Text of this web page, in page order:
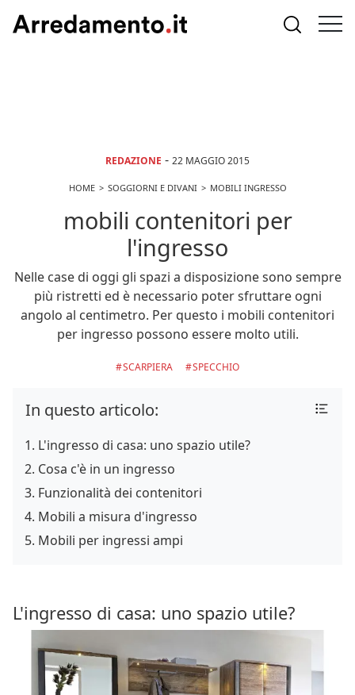
REDAZIONE - 22 MAGGIO 2015
HOME SOGGIORNI E DIVANI MOBILI INGRESSO
mobili contenitori per
l'ingresso
Nelle case di oggi gli spazi a disposizione sono sempre
più ristretti ed è necessario poter sfruttare ogni
angolo al centimetro. Per questo i mobili contenitori
per ingresso possono essere molto utili.
SCARPIERA SPECCHIO
In questo articolo:
L'ingresso di casa: uno spazio utile?
Cosa c'è in un ingresso
Funzionalità dei contenitori
Mobili a misura d'ingresso
Mobili per ingressi ampi
L'ingresso di casa: uno spazio utile?